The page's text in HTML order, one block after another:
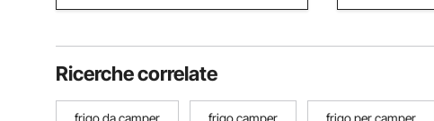
Ricerche correlate
frigo da camper frigo camper frigo per camper